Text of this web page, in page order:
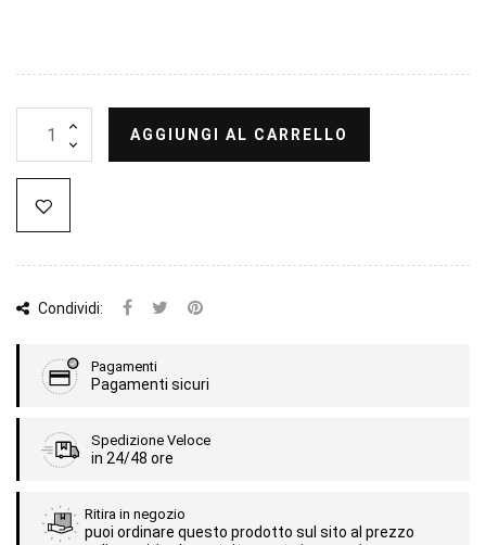
AGGIUNGI AL CARRELLO
Condividi:
Pagamenti
Pagamenti sicuri
Spedizione Veloce
in 24/48 ore
Ritira in negozio
puoi ordinare questo prodotto sul sito al prezzo